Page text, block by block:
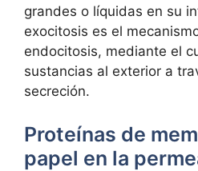
grandes​ o líquidas en ‍su
exocitosis es‍ el
endocitosis,​ mediante el
sustancias al exterior a
secreción.
Proteínas de
papel en ‌la